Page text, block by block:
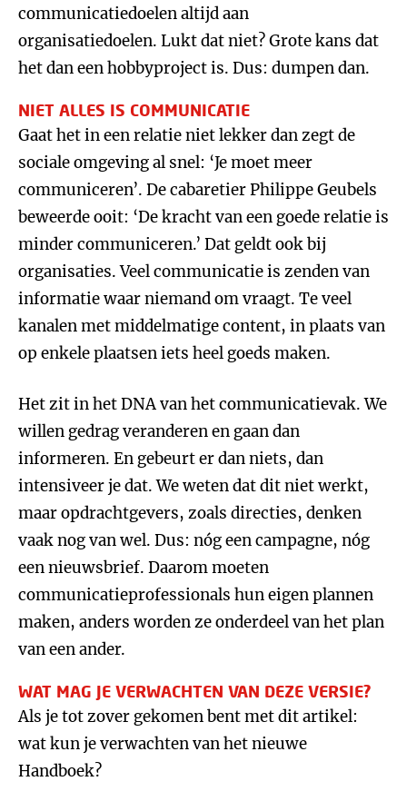
communicatiedoelen altijd aan
organisatiedoelen. Lukt dat niet? Grote kans dat
het dan een hobbyproject is. Dus: dumpen dan.
NIET ALLES IS COMMUNICATIE
Gaat het in een relatie niet lekker dan zegt de
sociale omgeving al snel: ‘Je moet meer
communiceren’. De cabaretier Philippe Geubels
beweerde ooit: ‘De kracht van een goede relatie is
minder communiceren.’ Dat geldt ook bij
organisaties. Veel communicatie is zenden van
informatie waar niemand om vraagt. Te veel
kanalen met middelmatige content, in plaats van
op enkele plaatsen iets heel goeds maken.
Het zit in het DNA van het communicatievak. We
willen gedrag veranderen en gaan dan
informeren. En gebeurt er dan niets, dan
intensiveer je dat. We weten dat dit niet werkt,
maar opdrachtgevers, zoals directies, denken
vaak nog van wel. Dus: nóg een campagne, nóg
een nieuwsbrief. Daarom moeten
communicatieprofessionals hun eigen plannen
maken, anders worden ze onderdeel van het plan
van een ander.
WAT MAG JE VERWACHTEN VAN DEZE VERSIE?
Als je tot zover gekomen bent met dit artikel:
wat kun je verwachten van het nieuwe
Handboek?